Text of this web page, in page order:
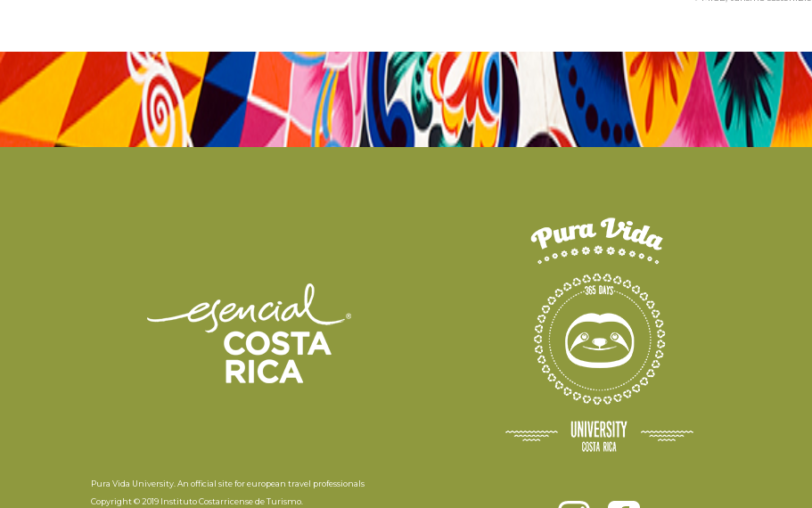
Pura Vida University. An official site for european travel professionals
Copyright © 2019 Instituto Costarricense de Turismo.